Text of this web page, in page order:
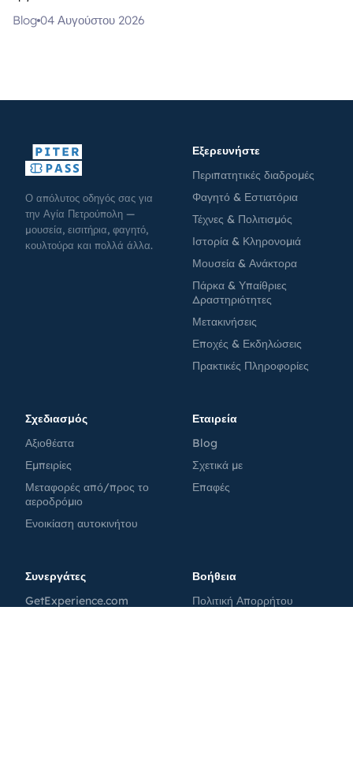
Blog 04 Αυγούστου 2026
Ο απόλυτος οδηγός σας για
την Αγία Πετρούπολη —
μουσεία, εισιτήρια, φαγητό,
κουλτούρα και πολλά άλλα.
Εξερευνήστε
Περιπατητικές διαδρομές
Φαγητό & Εστιατόρια
Τέχνες & Πολιτισμός
Ιστορία & Κληρονομιά
Μουσεία & Ανάκτορα
Πάρκα & Υπαίθριες
Δραστηριότητες
Μετακινήσεις
Εποχές & Εκδηλώσεις
Πρακτικές Πληροφορίες
Σχεδιασμός
Αξιοθέατα
Εμπειρίες
Μεταφορές από/προς το
αεροδρόμιο
Ενοικίαση αυτοκινήτου
Εταιρεία
Blog
Σχετικά με
Επαφές
Συνεργάτες
GetExperience.com
Βοήθεια
Πολιτική Απορρήτου